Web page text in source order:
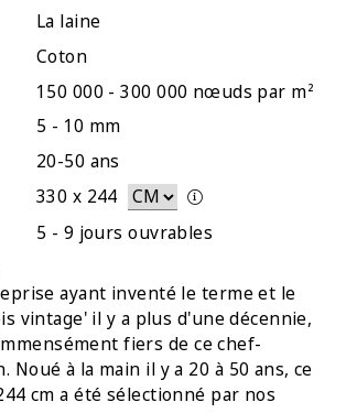
La laine
Coton
150 000 - 300 000 nœuds par m²
5 - 10 mm
20-50 ans
330 x 244
5 - 9 jours ouvrables
ayant inventé le terme et le
vintage' il y a plus d'une décennie,
fiers de ce chef-
Noué à la main il y a 20 à 50 ans, ce
cm a été sélectionné par nos